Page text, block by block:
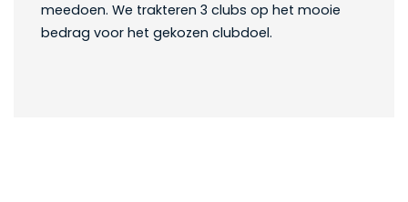
meedoen. We trakteren 3 clubs op het mooie
bedrag voor het gekozen clubdoel.